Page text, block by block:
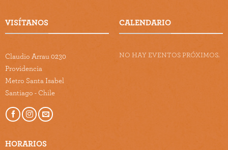
VISÍTANOS
Claudio Arrau 0230
Providencia
Metro Santa Isabel
Santiago - Chile
HORARIOS
CALENDARIO
NO HAY EVENTOS PRÓXIMOS.